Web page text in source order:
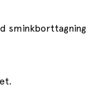
sminkborttagning